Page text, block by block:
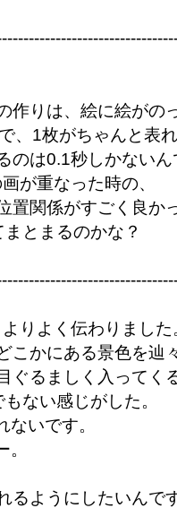
作りは、絵に絵がの
、1枚がちゃんと表
のは0.1秒しかない
が重なった時の、
置関係がすごく良か
とまるのかな？
よりよく伝わりました
こかにある景色を辿
ぐるましく入ってく
ない感じがした。
ないです。
るようにしたいんで